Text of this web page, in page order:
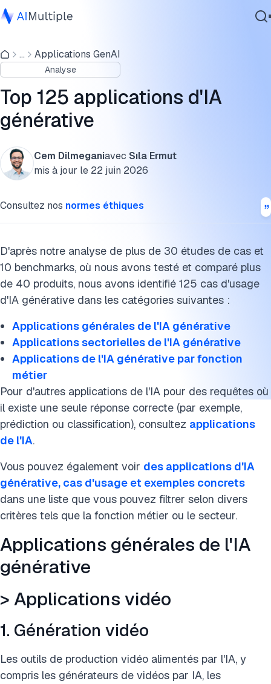
IA agentique
cybersécurité
Données
Logiciel d'entreprise
Services
... Applications GenAI
Analyse
Top 125 applications d'IA
générative
Cem Dilmeganiavec Sıla Ermut
mis à jour le 22 juin 2026
Consultez nos normes éthiques
D'après notre analyse de plus de 30 études de cas et
10 benchmarks, où nous avons testé et comparé plus
de 40 produits, nous avons identifié 125 cas d'usage
d'IA générative dans les catégories suivantes :
Applications générales de l'IA générative
Applications sectorielles de l'IA générative
Applications de l'IA générative par fonction
métier
Pour d'autres applications de l'IA pour des requêtes où
il existe une seule réponse correcte (par exemple,
prédiction ou classification), consultez applications
de l'IA.
Vous pouvez également voir des applications d'IA
générative, cas d'usage et exemples concrets
dans une liste que vous pouvez filtrer selon divers
critères tels que la fonction métier ou le secteur.
Applications générales de l'IA
générative
> Applications vidéo
1. Génération vidéo
Les outils de production vidéo alimentés par l'IA, y
compris les générateurs de vidéos par IA, les
> Applications vidéo
> Applications audio
> Applications basées sur le code
> Applications dans la santé
> Applications dans l'éducation
> Applications dans la mode
> Applications bancaires
> Applications dans le jeu vidéo
> Applications dans le voyage
> Applications dans le commerce de détail
> Applications dans l'assurance
Applications de l'IA générative par fonction métier
> Applications dans le service client
> Applications financières
> Applications marketing
> Applications RH
> Applications commerciales